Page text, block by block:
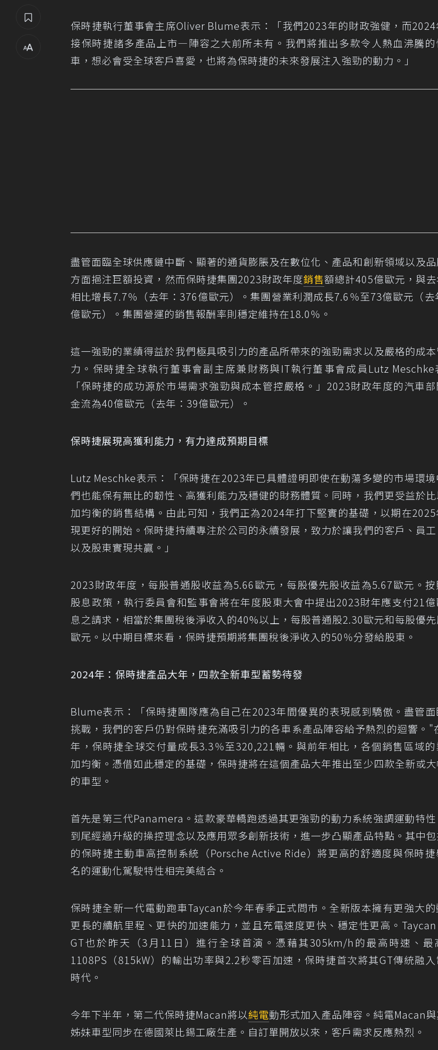
保時捷執行董事會主席Oliver Blume表示：「我們2023年的財政強健，而
接保時捷諸多產品上市—陣容之大前所未有。我們將推出多款令人熱血沸騰的
車，想必會受全球客戶喜愛，也將為保時捷的未來發展注入強勁的動力。」
盡管面臨全球供應鏈中斷、顯著的通貨膨脹及在數位化、產品和創新領域以及
方面挹注巨額投資，然而保時捷集團2023財政年度銷售額總計405億歐元，與
相比增長7.7％（去年：376億歐元）。集團營業利潤成長7.6％至73億歐元（去
億歐元）。集團營運的銷售報酬率則穩定維持在18.0％。
這一強勁的業績得益於我們極具吸引力的產品所帶來的強勁需求以及嚴格的成
力。保時捷全球執行董事會副主席兼財務與IT執行董事會成員Lutz Meschke
「保時捷的成功源於市場需求強勁與成本管控嚴格。」2023財政年度的汽車
金流為40億歐元（去年：39億歐元）。
保時捷展現高獲利能力，有力達成預期目標
Lutz Meschke表示：「保時捷在2023年已具體證明即使在動蕩多變的市場環
們也能保有無比的韌性、高獲利能力及穩健的財務體質。同時，我們更受益於
加均衡的銷售結構。由此可知，我們正為2024年打下堅實的基礎，以期在
現更好的開始。保時捷持續專注於公司的永續發展，致力於讓我們的客戶、員
以及股東實現共贏。」
2023財政年度，每股普通股收益為5.66歐元，每股優先股收益為5.67歐元。按
股息政策，執行委員會和監事會將在年度股東大會中提出2023財年應支付21
息之請求，相當於集團稅後淨收入的40%以上，每股普通股2.30歐元和每股優
歐元。以中期目標來看，保時捷預期將集團稅後淨收入的50％分發給股東。
2024年：保時捷產品大年，四款全新車型蓄勢待發
Blume表示：「保時捷團隊應為自己在2023年間優異的表現感到驕傲。盡管面
挑戰，我們的客戶仍對保時捷充滿吸引力的各車系產品陣容給予熱烈的迴響。"
年，保時捷全球交付量成長3.3％至320,221輛。與前年相比，各個銷售區域的
加均衡。憑借如此穩定的基礎，保時捷將在這個產品大年推出至少四款全新或
的車型。
首先是第三代Panamera。這款豪華轎跑透過其更強勁的動力系統強調運動特
到尾經過升級的操控理念以及應用眾多創新技術，進一步凸顯產品特點。其中
的保時捷主動車高控制系統（Porsche Active Ride）將更高的舒適度與保時捷
名的運動化駕駛特性相完美結合。
保時捷全新一代電動跑車Taycan於今年春季正式問市。全新版本擁有更強大的
更長的續航里程、更快的加速能力，並且充電速度更快、穩定性更高。
GT也於昨天（3月11日）進行全球首演。憑藉其305km/h的最高時速、最
1108PS（815kW）的輸出功率與2.2秒零百加速，保時捷首次將其GT傳統融入
時代。
今年下半年，第二代保時捷Macan將以純電動形式加入產品陣容。純電Macan
姊妹車型同步在德國萊比錫工廠生產。自訂單開放以來，客戶需求反應熱烈。